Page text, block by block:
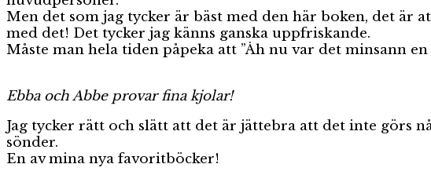
Men det som jag tycker är bäst med den här boken, det är
med det! Det tycker jag känns ganska uppfriskande.
Måste man hela tiden påpeka att ”Åh nu var det minsann
Ebba och Abbe provar fina kjolar!
Jag tycker rätt och slätt att det är jättebra att det inte görs
sönder.
En av mina nya favoritböcker!